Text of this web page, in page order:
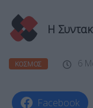
Η
ΚΌΣΜΟΣ 6
Facebook